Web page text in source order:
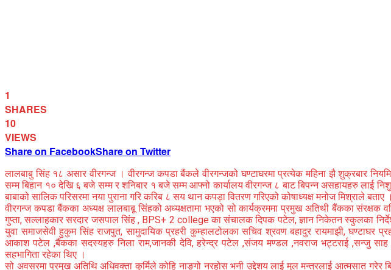
1
SHARES
10
VIEWS
Share on FacebookShare on Twitter
लालबाबु सिंह १८ असार वीरगन्ज । वीरगन्ज कपडा बैंकले वीरगन्जको घण्टाघरमा प्रत्येक महिना झै शुक्रबार
सम्म बिहान १० देखि ६ बजे सम्म र शनिबार १ बजे सम्म आफ्नो कार्यालय वीरगन्ज ८ बाट बिपन्न असहायहरु लाई
बाबाको सालिक परिसरमा नया पुराना गरि करिब ८ सय थान कपड़ा वितरण गरिएको कोषाध्यक्ष मनोज मिश्राले बताए ।
वीरगन्ज कपडा बैंकका अध्यक्ष लालबाबू सिंहको अध्यक्षतामा भएको सो कार्यक्रममा प्रमुख अतिथी बैंकका संरक्षक
गुप्ता, सल्लाहकार सरदार जसपाल सिंह , BPS+ 2 college का संचालक दिपक पटेल, ज्ञान निकेतन स्कुलका
युवा समाजसेवी हुकुम सिंह राजपुत, सामुदायिक प्रहरी कुम्हालटोलका सचिव श्रवण बहादुर रायमाझी, घण्टाघर
आकाश पटेल ,बैंकका सदस्यहरु निला राम,जानकी देवि, हरेन्द्र पटेल ,संजय मण्डल ,नवराज भट्टराई ,सन्जु साह ,
सहभागिता रहेका थिए ।
सो अवसरमा प्रमुख अतिथि अधिवक्ता कुर्मिले कोहि नाङ्गो नरहोस भनी उद्देशय लाई मुल मन्त्रलाई आत्मसात गरेर